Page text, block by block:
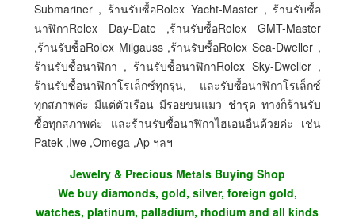
Submariner , ร้านรับซื้อRolex Yacht-Master , ร้านรับซื้อ
นาฬิกาRolex Day-Date ,ร้านรับซื้อRolex GMT-Master
,ร้านรับซื้อRolex Milgauss ,ร้านรับซื้อRolex Sea-Dweller ,
ร้านรับซื้อนาฬิกา , ร้านรับซื้อนาฬิกาRolex Sky-Dweller ,
ร้านรับซื้อนาฬิกาโรเล็กซ์ทุกรุ่น, และรับซื้อนาฬิกาโรเล็กซ์
ทุกสภาพค่ะ มีแต่ตัวเรือน มีรอยขนแมว ชำรุด ทางก็ร้านรับ
ซื้อทุกสภาพค่ะ และร้านรับซื้อนาฬิกาไฮเอนอื่นด้วยค่ะ เช่น
Patek ,Iwe ,Omega ,Ap ฯลฯ
Jewelry & Precious Metals Buying Shop
We buy diamonds, gold, silver, foreign gold,
watches, platinum, palladium, rhodium and all kinds